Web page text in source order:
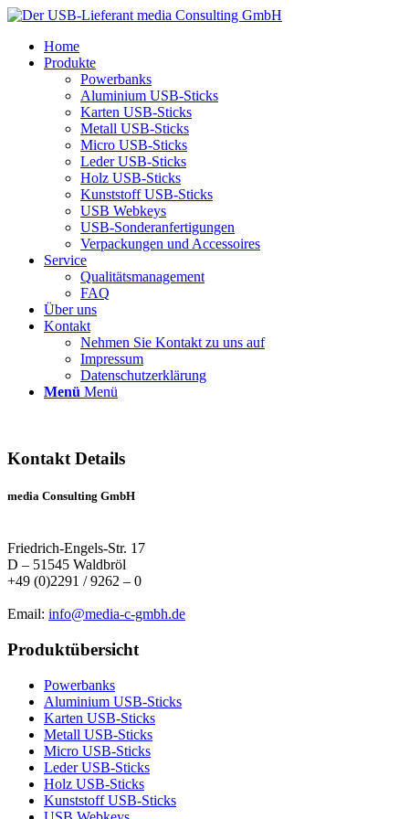
Home
Produkte
Powerbanks
Aluminium USB-Sticks
Karten USB-Sticks
Metall USB-Sticks
Micro USB-Sticks
Leder USB-Sticks
Holz USB-Sticks
Kunststoff USB-Sticks
USB Webkeys
USB-Sonderanfertigungen
Verpackungen und Accessoires
Service
Qualitätsmanagement
FAQ
Über uns
Kontakt
Nehmen Sie Kontakt zu uns auf
Impressum
Datenschutzerklärung
Menü Menü
Kontakt Details
media Consulting GmbH
Friedrich-Engels-Str. 17
D – 51545 Waldbröl
+49 (0)2291 / 9262 – 0
Email: info@media-c-gmbh.de
Produktübersicht
Powerbanks
Aluminium USB-Sticks
Karten USB-Sticks
Metall USB-Sticks
Micro USB-Sticks
Leder USB-Sticks
Holz USB-Sticks
Kunststoff USB-Sticks